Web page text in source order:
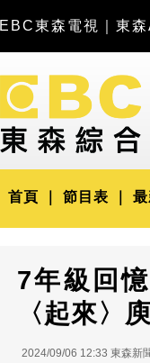
EBC東森電視 東
首頁 節目表
7年級回
〈起來〉
2024/09/06 12:33 東森新